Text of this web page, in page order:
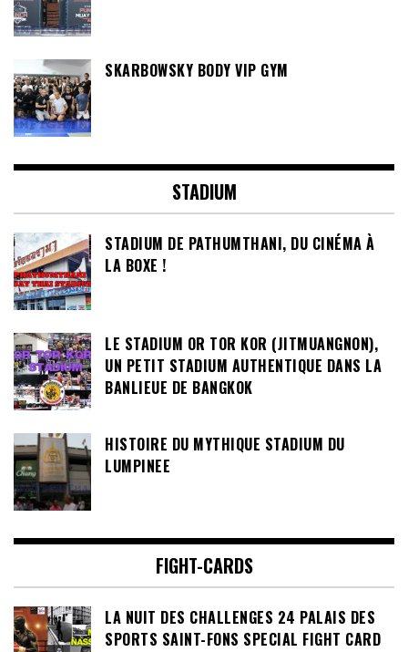
SKARBOWSKY BODY VIP GYM
STADIUM
STADIUM DE PATHUMTHANI, DU CINÉMA À
LA BOXE !
LE STADIUM OR TOR KOR (JITMUANGNON),
UN PETIT STADIUM AUTHENTIQUE DANS LA
BANLIEUE DE BANGKOK
HISTOIRE DU MYTHIQUE STADIUM DU
LUMPINEE
FIGHT-CARDS
LA NUIT DES CHALLENGES 24 PALAIS DES
SPORTS SAINT-FONS SPECIAL FIGHT CARD